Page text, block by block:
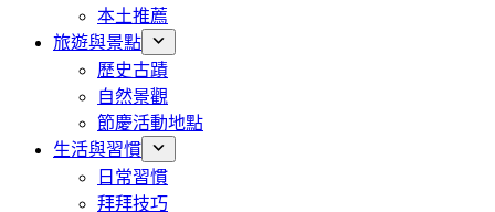
本土推薦
旅遊與景點
歷史古蹟
自然景觀
節慶活動地點
生活與習慣
日常習慣
拜拜技巧